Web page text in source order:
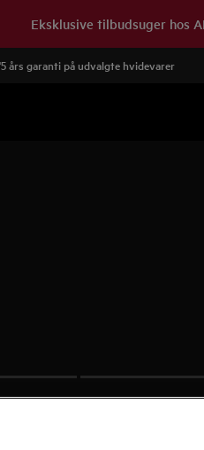
Eksklusive tilbudsuger hos
5 års garanti på udvalgte hvidevarer